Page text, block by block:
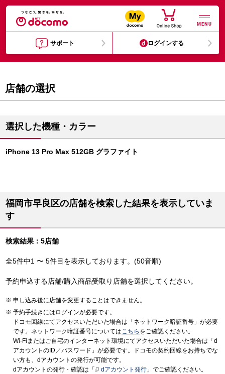
MENU
サポート ログインする
店舗の選択
選択した機種・カラー
iPhone 13 Pro Max 512GB グラファイト
福岡市早良区の店舗を検索した結果を表示していま
す
検索結果：5店舗
全5件中1 〜 5件目を表示しております。(50音順)
予約申込する店舗/購入商品受取り店舗を選択してください。
申し込み後に店舗を変更することはできません。
予約手続きにはログインが必要です。
ドコモ回線にてアクセスいただいた場合は「ネットワーク暗証番号」が必要
です。ネットワーク暗証番号についてはこちら をご確認ください。
Wi-Fiまたはご自宅のインターネット環境にてアクセスいただいた場合は「d
アカウントのID／パスワード」が必要です。ドコモの契約回線をお持ちでな
い方も、dアカウントの発行が可能です。
dアカウントの発行・確認は「
dアカウント発行 」でご確認ください。